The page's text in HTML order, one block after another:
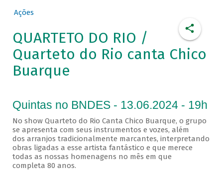
Ações
QUARTETO DO RIO /
Quarteto do Rio canta Chico
Buarque
Quintas no BNDES - 13.06.2024 - 19h
No show Quarteto do Rio Canta Chico Buarque, o grupo
se apresenta com seus instrumentos e vozes, além
dos arranjos tradicionalmente marcantes, interpretando
obras ligadas a esse artista fantástico e que merece
todas as nossas homenagens no mês em que
completa 80 anos.